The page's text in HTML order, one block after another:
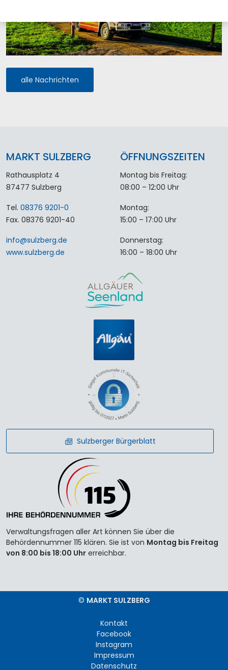
alle Nachrichten
MARKT SULZBERG
Rathausplatz 4
87477 Sulzberg
Tel. 08376 9201-0
Fax. 08376 9201-40
info@sulzberg.de
www.sulzberg.de
ÖFFNUNGSZEITEN
Montag bis Freitag:
08:00 – 12:00 Uhr
Montag:
15:00 – 17:00 Uhr
Donnerstag:
16:00 – 18:00 Uhr
Sulzberger Bürgerblatt
Verwaltungsfragen aller Art können Sie über die
Behördennummer 115 klären. Sie ist von Montag bis Freitag
von 8:00 bis 18:00 Uhr erreichbar.
© MARKT SULZBERG
Kontakt
Facebook
Instagram
Impressum
Datenschutz